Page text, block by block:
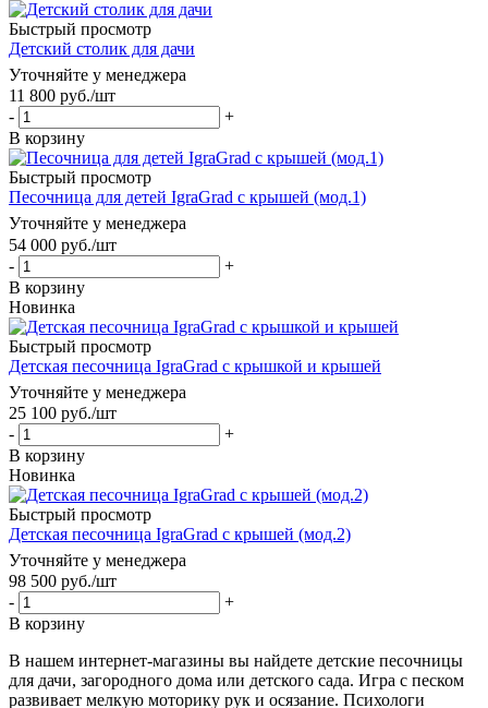
Быстрый просмотр
Детский столик для дачи
Уточняйте у менеджера
11 800 руб./шт
-
+
В корзину
Быстрый просмотр
Песочница для детей IgraGrad с крышей (мод.1)
Уточняйте у менеджера
54 000 руб./шт
-
+
В корзину
Новинка
Быстрый просмотр
Детская песочница IgraGrad с крышкой и крышей
Уточняйте у менеджера
25 100 руб./шт
-
+
В корзину
Новинка
Быстрый просмотр
Детская песочница IgraGrad с крышей (мод.2)
Уточняйте у менеджера
98 500 руб./шт
-
+
В корзину
В нашем интернет-магазины вы найдете детские песочницы
для дачи, загородного дома или детского сада. Игра с песком
развивает мелкую моторику рук и осязание. Психологи